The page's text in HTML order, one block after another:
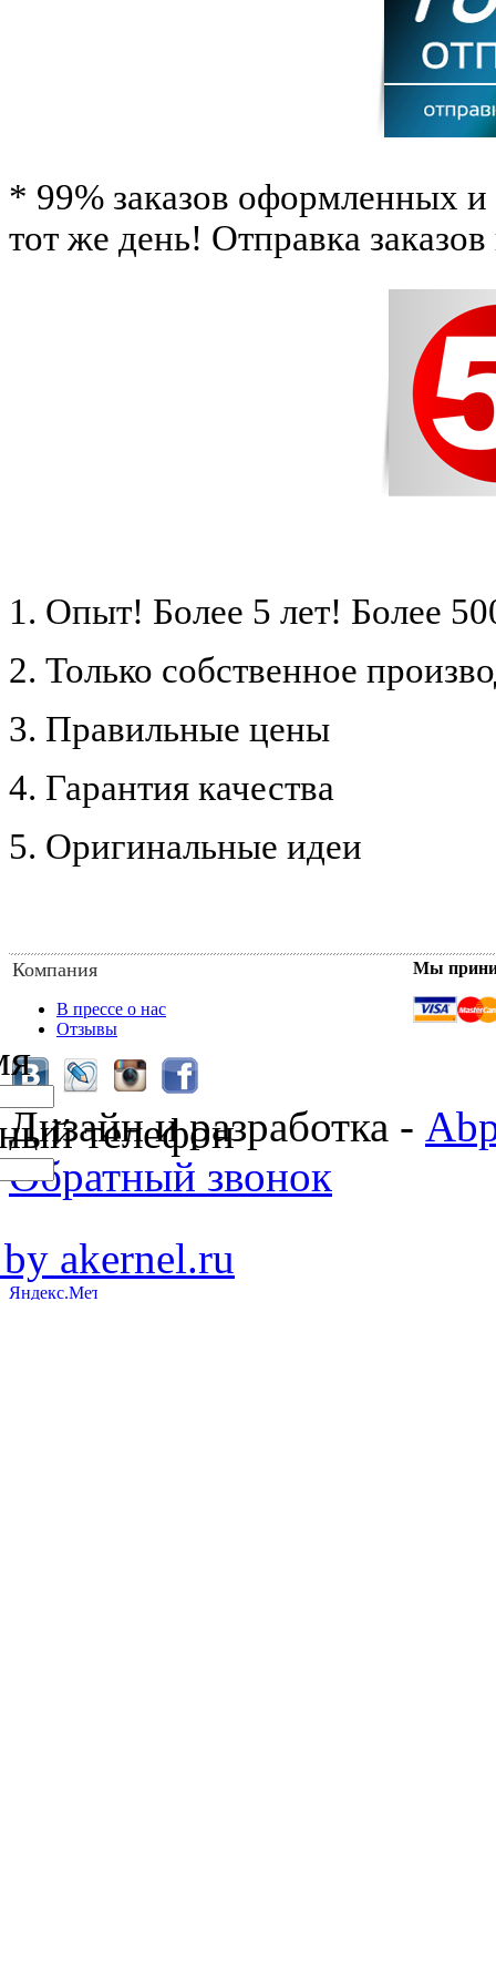
* 99% заказов оформленных
тот же день! Отправка
1. Опыт! Более 5 лет! Более
2. Только собственное
3. Правильные цены
4. Гарантия качества
5. Оригинальные идеи
Компания
В прессе о нас
Отзывы
Мы
Дизайн и разработка -
Обратный звонок
телефон
akernel.ru